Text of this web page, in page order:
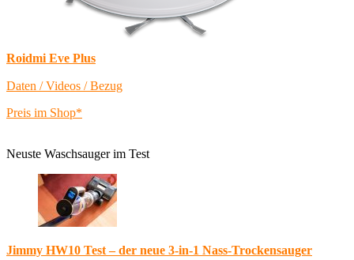
Roidmi Eve Plus
Daten / Videos / Bezug
Preis im Shop*
Neuste Waschsauger im Test
Jimmy HW10 Test – der neue 3-in-1 Nass-Trockensauger